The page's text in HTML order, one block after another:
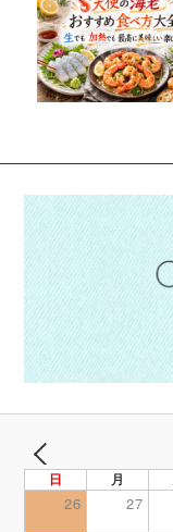
日 月
26 27